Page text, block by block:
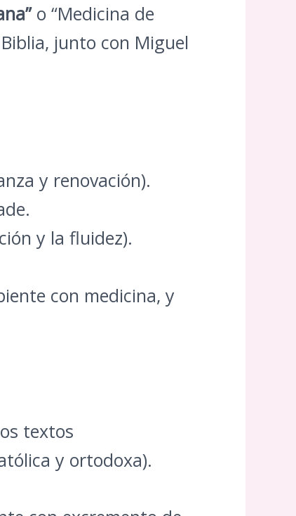
o “Medicina de
junto con Miguel
y renovación).
y la fluidez).
con medicina, y
textos
y ortodoxa).